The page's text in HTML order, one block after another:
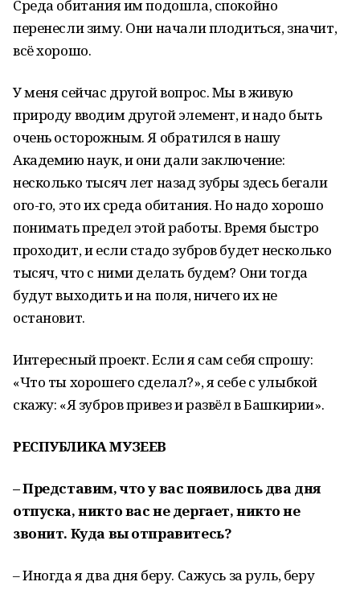
Среда обитания им подошла, спокойно
перенесли зиму. Они начали плодиться, значит,
всё хорошо.
У меня сейчас другой вопрос. Мы в живую
природу вводим другой элемент, и надо быть
очень осторожным. Я обратился в нашу
Академию наук, и они дали заключение:
несколько тысяч лет назад зубры здесь бегали
ого-го, это их среда обитания. Но надо хорошо
понимать предел этой работы. Время быстро
проходит, и если стадо зубров будет несколько
тысяч, что с ними делать будем? Они тогда
будут выходить и на поля, ничего их не
остановит.
Интересный проект. Если я сам себя спрошу:
«Что ты хорошего сделал?», я себе с улыбкой
скажу: «Я зубров привез и развёл в Башкирии».
РЕСПУБЛИКА МУЗЕЕВ
– Представим, что у вас появилось два дня
отпуска, никто вас не дергает, никто не
звонит. Куда вы отправитесь?
– Иногда я два дня беру. Сажусь за руль, беру